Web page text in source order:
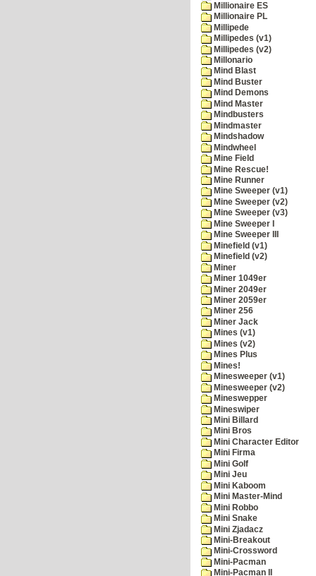
Millionaire ES
Millionaire PL
Millipede
Millipedes (v1)
Millipedes (v2)
Millonario
Mind Blast
Mind Buster
Mind Demons
Mind Master
Mindbusters
Mindmaster
Mindshadow
Mindwheel
Mine Field
Mine Rescue!
Mine Runner
Mine Sweeper (v1)
Mine Sweeper (v2)
Mine Sweeper (v3)
Mine Sweeper I
Mine Sweeper III
Minefield (v1)
Minefield (v2)
Miner
Miner 1049er
Miner 2049er
Miner 2059er
Miner 256
Miner Jack
Mines (v1)
Mines (v2)
Mines Plus
Mines!
Minesweeper (v1)
Minesweeper (v2)
Mineswepper
Mineswiper
Mini Billard
Mini Bros
Mini Character Editor
Mini Firma
Mini Golf
Mini Jeu
Mini Kaboom
Mini Master-Mind
Mini Robbo
Mini Snake
Mini Zjadacz
Mini-Breakout
Mini-Crossword
Mini-Pacman
Mini-Pacman II